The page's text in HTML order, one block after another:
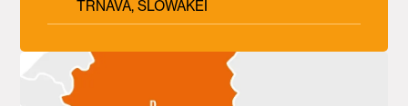
TRNAVA, SLOWAKEI